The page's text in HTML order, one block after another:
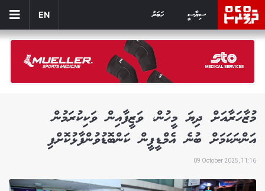
ސިޔާސީ ހަބަރު EN
މުޒާހަރާއަށް ދިޔަ މީހުން، ވަޒީފާއިން ވަކިކުރަމުން
އަންނަކަމަށް ބުނެ އެމްޑީޕީން ކަންބޮޑުވުންފާޅުކޮށްފި
09 October 2025, 11:16